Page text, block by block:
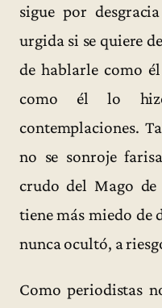
sigue por
urgida si se quiere
de hablarle como
como él lo
contemplaciones.
no se sonroje
crudo del Mago de
tiene más miedo de
nunca ocultó, a
Como periodistas